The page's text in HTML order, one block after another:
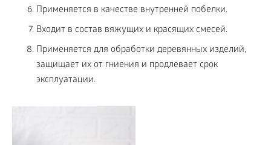
Применяется в качестве внутренней побелки.
Входит в состав вяжущих и красящих смесей.
Применяется для обработки деревянных изделий,
защищает их от гниения и продлевает срок
эксплуатации.